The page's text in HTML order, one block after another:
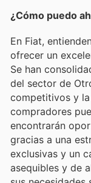
¿Cómo puedo
En Fiat,
ofrecer un
Se han
del sector de
competitivos y
compradores
encontrarán
gracias a una
exclusivas y un
asequibles y de